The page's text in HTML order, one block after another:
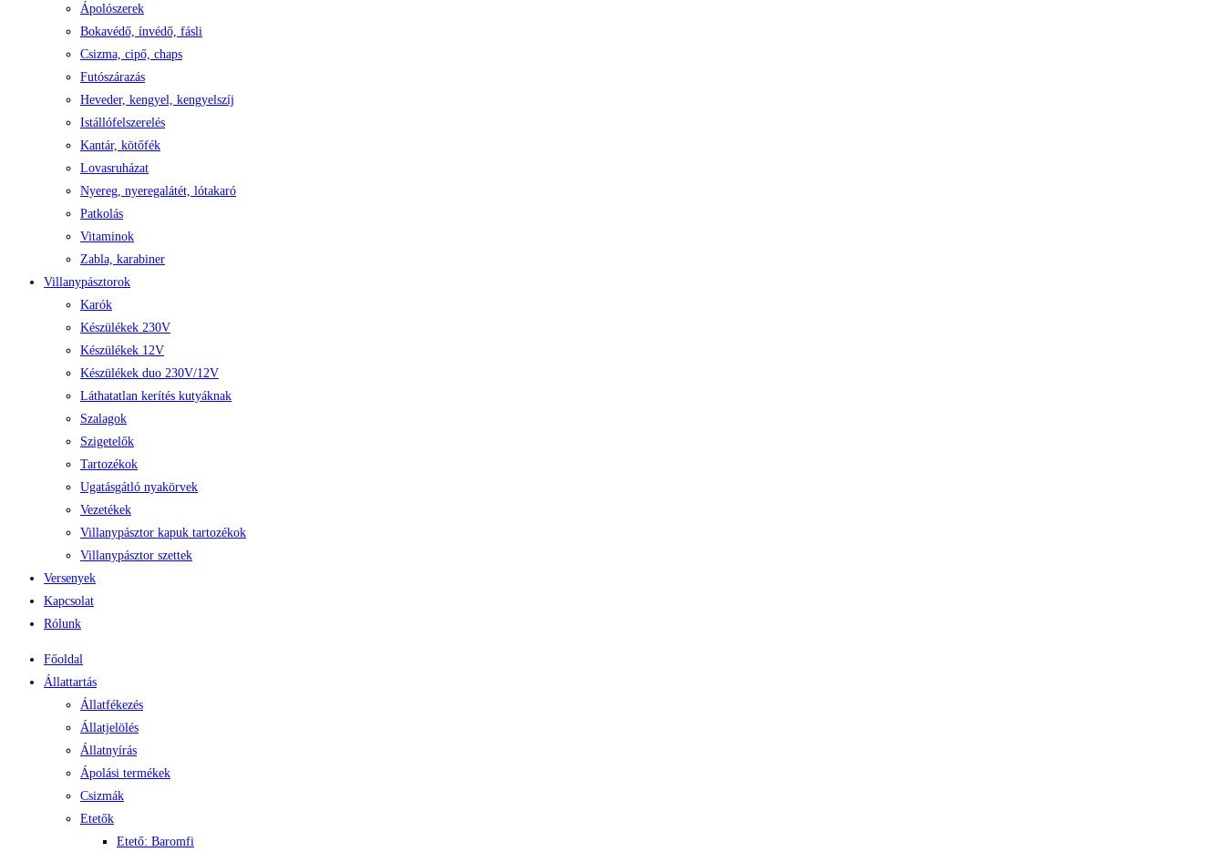
Ápolószerek
Bokavédő, ínvédő, fásli
Csizma, cipő, chaps
Futószárazás
Heveder, kengyel, kengyelszíj
Istállófelszerelés
Kantár, kötőfék
Lovasruházat
Nyereg, nyeregalátét, lótakaró
Patkolás
Vitaminok
Zabla, karabiner
Villanypásztorok
Karók
Készülékek 230V
Készülékek 12V
Készülékek duo 230V/12V
Láthatatlan kerítés kutyáknak
Szalagok
Szigetelők
Tartozékok
Ugatásgátló nyakörvek
Vezetékek
Villanypásztor kapuk tartozékok
Villanypásztor szettek
Versenyek
Kapcsolat
Rólunk
Főoldal
Állattartás
Állatfékezés
Állatjelölés
Állatnyírás
Ápolási termékek
Csizmák
Etetők
Etető: Baromfi